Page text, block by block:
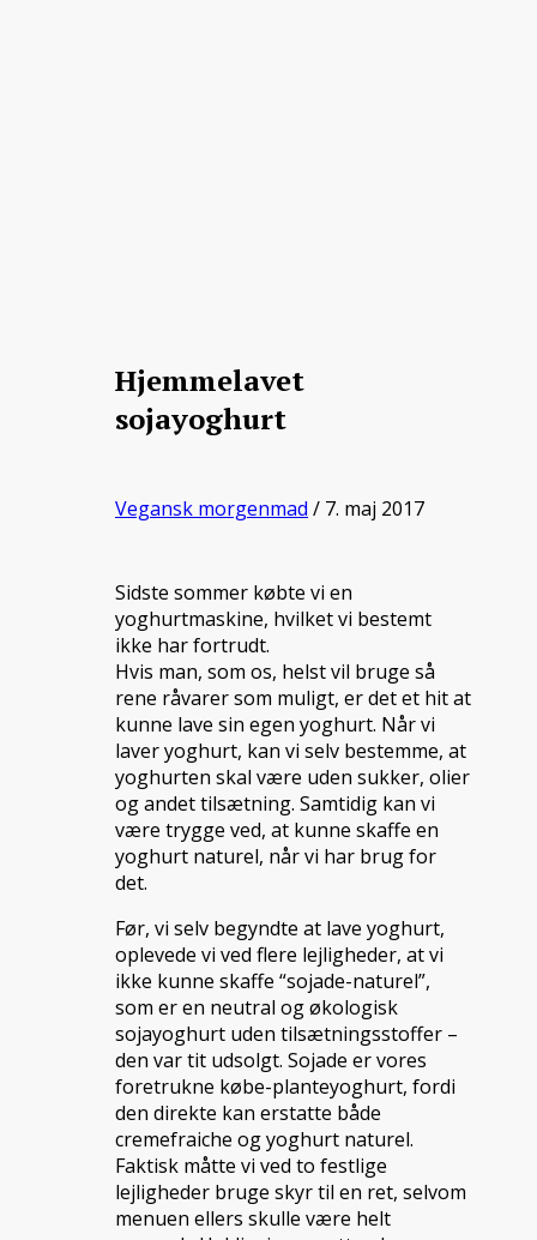
Hjemmelavet
sojayoghurt
Vegansk morgenmad / 7. maj 2017
Sidste sommer købte vi en
yoghurtmaskine, hvilket vi bestemt
ikke har fortrudt.
Hvis man, som os, helst vil bruge så
rene råvarer som muligt, er det et hit at
kunne lave sin egen yoghurt. Når vi
laver yoghurt, kan vi selv bestemme, at
yoghurten skal være uden sukker, olier
og andet tilsætning. Samtidig kan vi
være trygge ved, at kunne skaffe en
yoghurt naturel, når vi har brug for
det.
Før, vi selv begyndte at lave yoghurt,
oplevede vi ved flere lejligheder, at vi
ikke kunne skaffe “sojade-naturel”,
som er en neutral og økologisk
sojayoghurt uden tilsætningsstoffer –
den var tit udsolgt. Sojade er vores
foretrukne købe-planteyoghurt, fordi
den direkte kan erstatte både
cremefraiche og yoghurt naturel.
Faktisk måtte vi ved to festlige
lejligheder bruge skyr til en ret, selvom
menuen ellers skulle være helt